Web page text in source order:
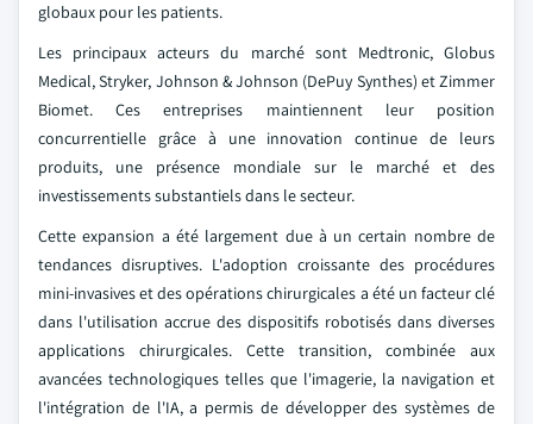
globaux pour les patients.
Les principaux acteurs du marché sont Medtronic, Globus
Medical, Stryker, Johnson & Johnson (DePuy Synthes) et Zimmer
Biomet. Ces entreprises maintiennent leur position
concurrentielle grâce à une innovation continue de leurs
produits, une présence mondiale sur le marché et des
investissements substantiels dans le secteur.
Cette expansion a été largement due à un certain nombre de
tendances disruptives. L'adoption croissante des procédures
mini-invasives et des opérations chirurgicales a été un facteur clé
dans l'utilisation accrue des dispositifs robotisés dans diverses
applications chirurgicales. Cette transition, combinée aux
avancées technologiques telles que l'imagerie, la navigation et
l'intégration de l'IA, a permis de développer des systèmes de